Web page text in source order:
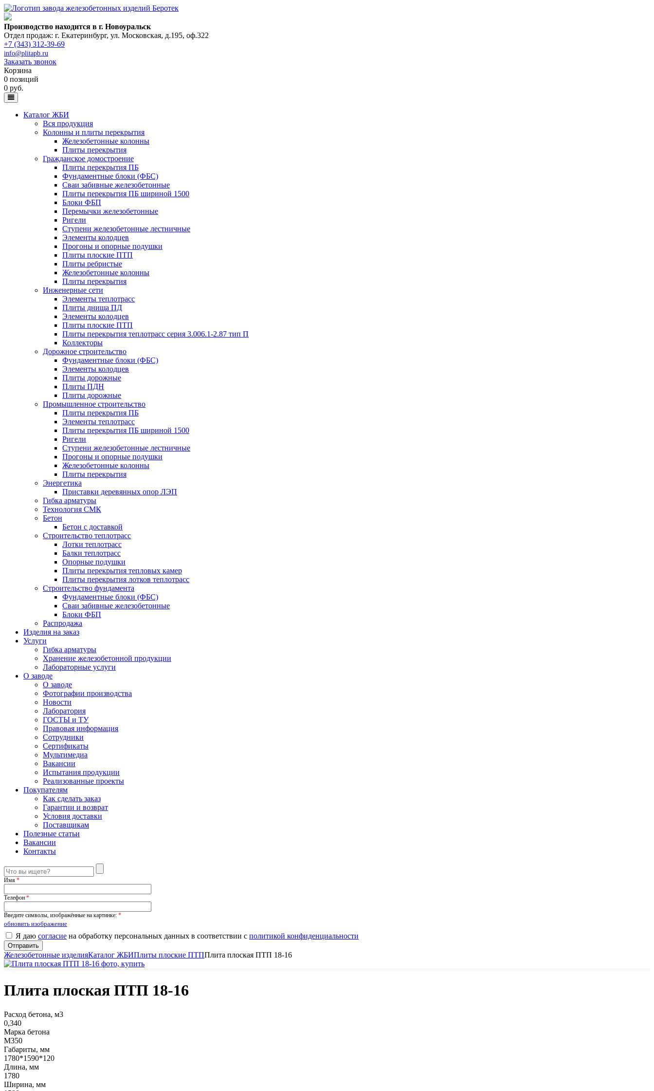
Производство находится в г. Новоуральск
Отдел продаж: г. Екатеринбург, ул. Московская, д.195, оф.322
+7 (343) 312-39-69
info@plitapb.ru
Заказать звонок
Корзина
0 позиций
0 руб.
Каталог ЖБИ
Вся продукция
Колонны и плиты перекрытия
Железобетонные колонны
Плиты перекрытия
Гражданское домостроение
Плиты перекрытия ПБ
Фундаментные блоки (ФБС)
Сваи забивные железобетонные
Плиты перекрытия ПБ шириной 1500
Блоки ФБП
Перемычки железобетонные
Ригели
Ступени железобетонные лестничные
Элементы колодцев
Прогоны и опорные подушки
Плиты плоские ПТП
Плиты ребристые
Железобетонные колонны
Плиты перекрытия
Инженерные сети
Элементы теплотрасс
Плиты днища ПД
Элементы колодцев
Плиты плоские ПТП
Плиты перекрытия теплотрасс серия 3.006.1-2.87 тип П
Коллекторы
Дорожное строительство
Фундаментные блоки (ФБС)
Элементы колодцев
Плиты дорожные
Плиты ПДН
Плиты дорожные
Промышленное строительство
Плиты перекрытия ПБ
Элементы теплотрасс
Плиты перекрытия ПБ шириной 1500
Ригели
Ступени железобетонные лестничные
Прогоны и опорные подушки
Железобетонные колонны
Плиты перекрытия
Энергетика
Приставки деревянных опор ЛЭП
Гибка арматуры
Технология СМК
Бетон
Бетон с доставкой
Строительство теплотрасс
Лотки теплотрасс
Балки теплотрасс
Опорные подушки
Плиты перекрытия тепловых камер
Плиты перекрытия лотков теплотрасс
Строительство фундамента
Фундаментные блоки (ФБС)
Сваи забивные железобетонные
Блоки ФБП
Распродажа
Изделия на заказ
Услуги
Гибка арматуры
Хранение железобетонной продукции
Лабораторные услуги
О заводе
О заводе
Фотографии производства
Новости
Лаборатория
ГОСТЫ и ТУ
Правовая информация
Сотрудники
Сертификаты
Мультимедиа
Вакансии
Испытания продукции
Реализованные проекты
Покупателям
Как сделать заказ
Гарантии и возврат
Условия доставки
Поставщикам
Полезные статьи
Вакансии
Контакты
Имя *
Телефон *
Введите символы, изображённые на картинке: *
обновить изображение
Я даю согласие на обработку персональных данных в соответствии с политикой конфиденциальности
Железобетонные изделияКаталог ЖБИПлиты плоские ПТППлита плоская ПТП 18-16
Плита плоская ПТП 18-16
Расход бетона, м3
0,340
Марка бетона
М350
Габариты, мм
1780*1590*120
Длина, мм
1780
Ширина, мм